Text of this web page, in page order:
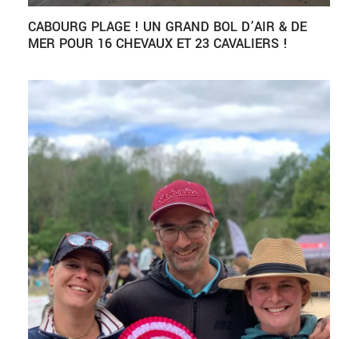
CABOURG PLAGE ! UN GRAND BOL D’AIR & DE
MER POUR 16 CHEVAUX ET 23 CAVALIERS !